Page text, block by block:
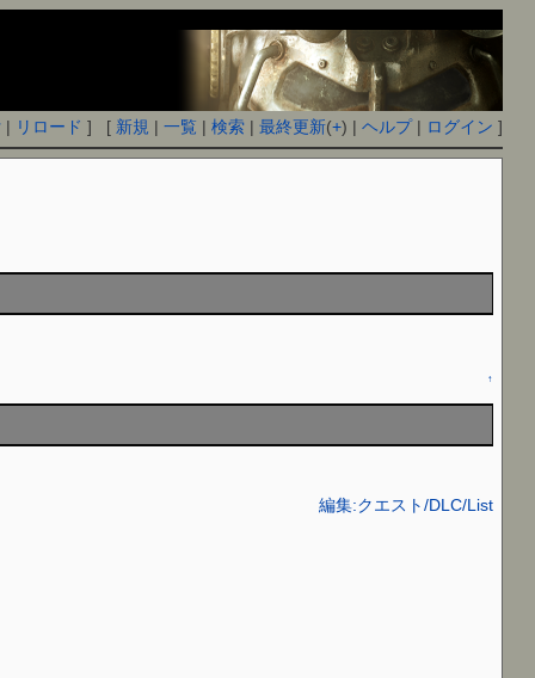
| リロード ] [ 新規 |一覧 |検索 |最終更新(+) |ヘルプ| ログイン ]
↑
編集:クエスト/DLC/List